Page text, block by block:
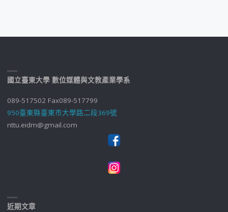
國立臺東大學 數位媒體與文教產業學系
089-517502 Fax089-517799
950臺東縣臺東市大學路二段369號
nttu.eidm@gmail.com
近期文章